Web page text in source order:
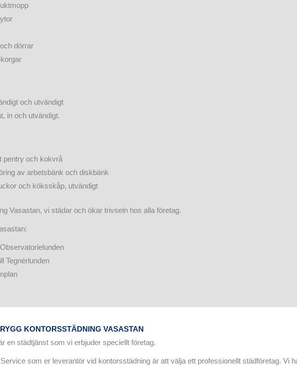
dörrar
och utvändigt
in och utvändigt.
pentry och kokvrå
av arbetsbänk och diskbänk
och köksskåp, utvändigt
Vasastan, vi städar och ökar trivseln hos alla företag.
Tegnérlunden
KONTORSSTÄDNING VASASTAN
en städtjänst som vi erbjuder speciellt företag.
som er leverantör vid kontorsstädning är att välja ett professionellt städföretag. Vi